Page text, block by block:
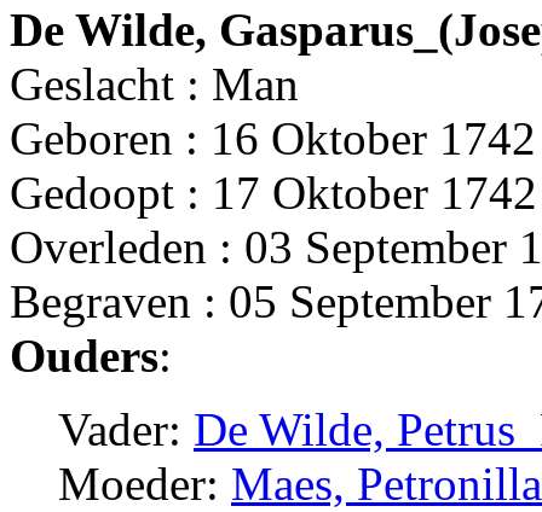
De Wilde,
Geslacht : Man
Geboren : 16 Oktober
Gedoopt : 17 Oktober
Overleden : 03 September
Begraven : 05 September
Ouders:
Vader: De Wilde,
Moeder: Maes,